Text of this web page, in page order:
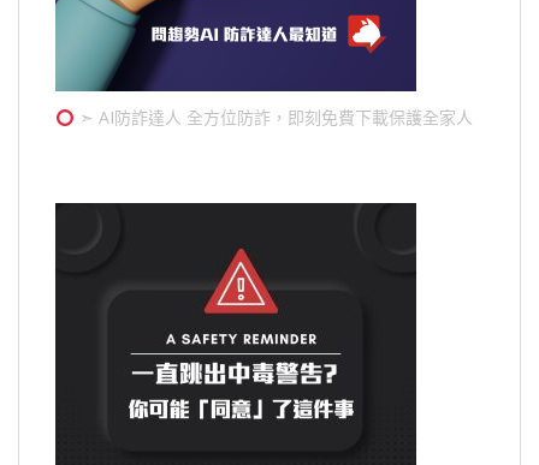
➣ AI防詐達人 全方位防詐，即刻免費下載保護全家人